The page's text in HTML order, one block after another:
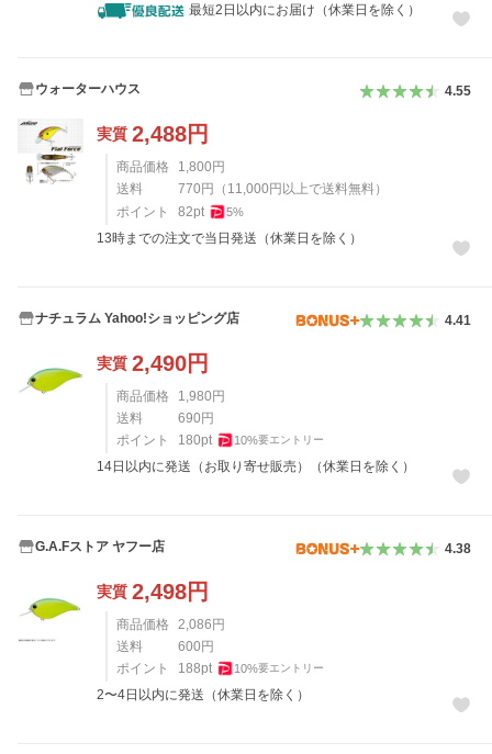
最短2日以内にお届け（休業日を除く）
ウォーターハウス 4.55
実質 2,488円
商品価格 1,800 円
送料
770 円 （ 11,000 円以上で送料無料）
ポイント
82pt 5%
13時までの注文で当日発送（休業日を除く）
ナチュラム Yahoo!ショッピング店 4.41
実質 2,490円
商品価格 1,980 円
送料
690 円
ポイント
180pt 10%要エントリー
14日以内に発送（お取り寄せ販売）（休業日を除く）
G.A.Fストア ヤフー店 4.38
実質 2,498円
商品価格 2,086 円
送料
600 円
ポイント
188pt 10%要エントリー
2〜4日以内に発送（休業日を除く）